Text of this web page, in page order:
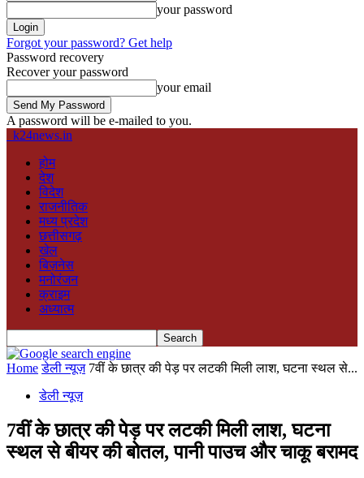
your password
Forgot your password? Get help
Password recovery
Recover your password
your email
A password will be e-mailed to you.
k24news.in
होम
देश
विदेश
राजनीतिक
मध्य प्रदेश
छत्तीसगढ़
खेल
बिज़नेस
मनोरंजन
क्राइम
अध्यात्म
Home डेली न्यूज़ 7वीं के छात्र की पेड़ पर लटकी मिली लाश, घटना स्थल से...
डेली न्यूज़
7वीं के छात्र की पेड़ पर लटकी मिली लाश, घटना
स्थल से बीयर की बोतल, पानी पाउच और चाकू बरामद